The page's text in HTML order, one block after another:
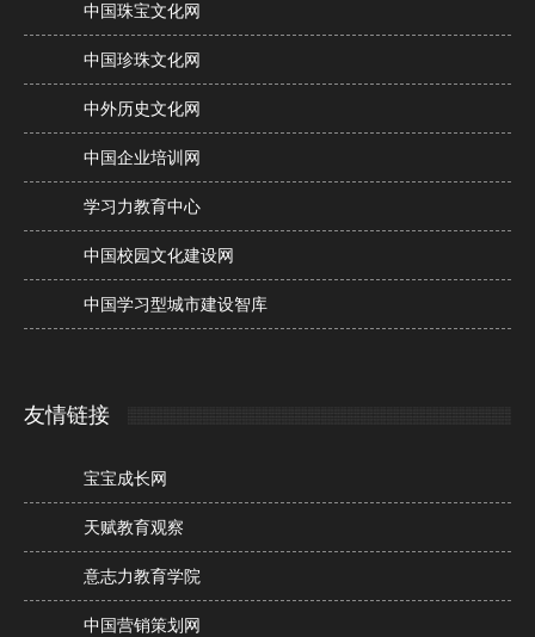
中国珠宝文化网
中国珍珠文化网
中外历史文化网
中国企业培训网
学习力教育中心
中国校园文化建设网
中国学习型城市建设智库
友情链接
宝宝成长网
天赋教育观察
意志力教育学院
中国营销策划网